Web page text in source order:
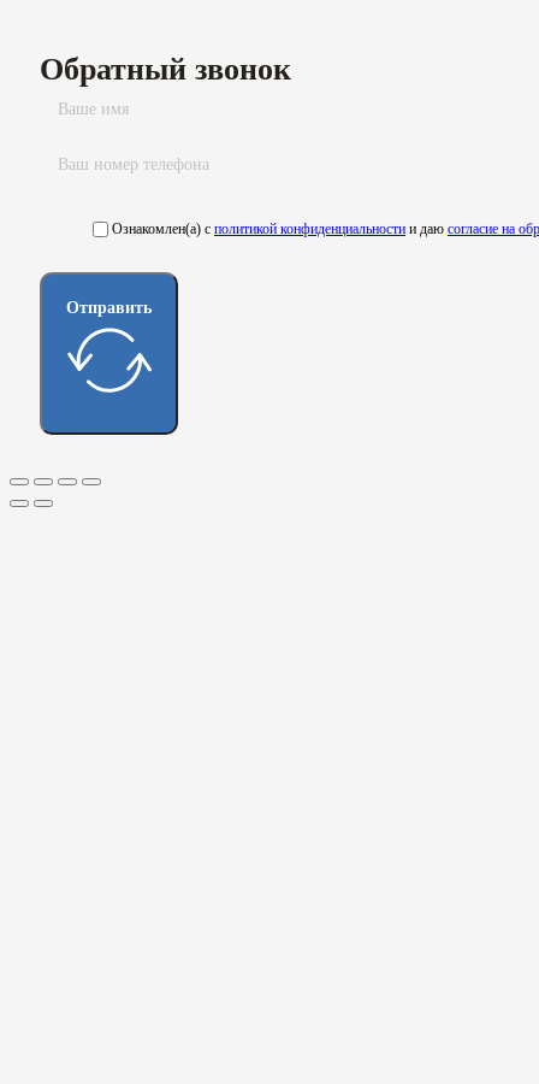
Обратный звонок
Ознакомлен(а) с политикой конфиденциальности и даю согласие на
Отправить